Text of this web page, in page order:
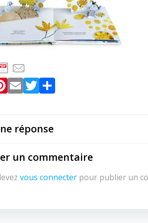
Pinterest
EmailTwitter
réponse
un commentaire
vous connecter pour publier un